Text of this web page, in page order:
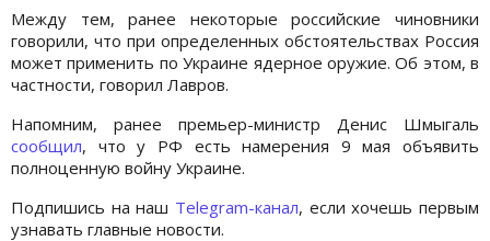
Между тем, ранее некоторые российские чиновники
говорили, что при определенных обстоятельствах Россия
может применить по Украине ядерное оружие. Об этом, в
частности, говорил Лавров.
Напомним, ранее премьер-министр Денис Шмыгаль
сообщил, что у РФ есть намерения 9 мая объявить
полноценную войну Украине.
Подпишись на наш Telegram-канал, если хочешь первым
узнавать главные новости.